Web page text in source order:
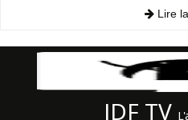
Lire
JDF TV